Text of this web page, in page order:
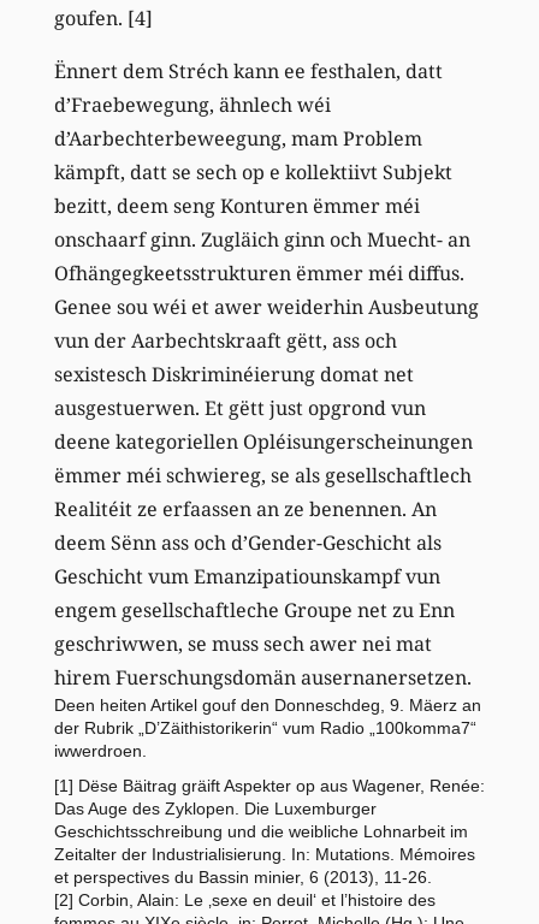
goufen. [4]
Ënnert dem Stréch kann ee festhalen, datt
d’Fraebewegung, ähnlech wéi
d’Aarbechterbeweegung, mam Problem
kämpft, datt se sech op e kollektiivt Subjekt
bezitt, deem seng Konturen ëmmer méi
onschaarf ginn. Zugläich ginn och Muecht- an
Ofhängegkeetsstrukturen ëmmer méi diffus.
Genee sou wéi et awer weiderhin Ausbeutung
vun der Aarbechtskraaft gëtt, ass och
sexistesch Diskriminéierung domat net
ausgestuerwen. Et gëtt just opgrond vun
deene kategoriellen Opléisungerscheinungen
ëmmer méi schwiereg, se als gesellschaftlech
Realitéit ze erfaassen an ze benennen. An
deem Sënn ass och d’Gender-Geschicht als
Geschicht vum Emanzipatiounskampf vun
engem gesellschaftleche Groupe net zu Enn
geschriwwen, se muss sech awer nei mat
hirem Fuerschungsdomän ausernanersetzen.
Deen heiten Artikel gouf den Donneschdeg, 9. Mäerz an
der Rubrik „D’Zäithistorikerin“ vum Radio „100komma7“
iwwerdroen.
[1] Dëse Bäitrag gräift Aspekter op aus Wagener, Renée:
Das Auge des Zyklopen. Die Luxemburger
Geschichtsschreibung und die weibliche Lohnarbeit im
Zeitalter der Industrialisierung. In: Mutations. Mémoires
et perspectives du Bassin minier, 6 (2013), 11-26.
[2] Corbin, Alain: Le ‚sexe en deuil‘ et l’histoire des